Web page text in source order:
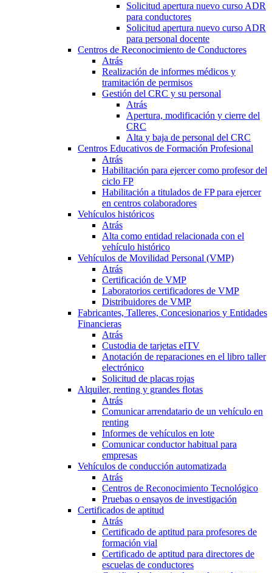
Solicitud apertura nuevo curso ADR
para conductores
Solicitud apertura nuevo curso ADR
para personal docente
Centros de Reconocimiento de Conductores
Atrás
Realización de informes médicos y
tramitación de permisos
Gestión del CRC y su personal
Atrás
Apertura, modificación y cierre del
CRC
Alta y baja de personal del CRC
Centros Educativos de Formación Profesional
Atrás
Habilitación para ejercer como profesor del
ciclo FP
Habilitación a titulados de FP para ejercer
en centros colaboradores
Vehículos históricos
Atrás
Alta como entidad relacionada con el
vehículo histórico
Vehículos de Movilidad Personal (VMP)
Atrás
Certificación de VMP
Laboratorios certificadores de VMP
Distribuidores de VMP
Fabricantes, Talleres, Concesionarios y Entidades
Financieras
Atrás
Custodia de tarjetas eITV
Anotación de reparaciones en el libro taller
electrónico
Solicitud de placas rojas
Alquiler, renting y grandes flotas
Atrás
Comunicar arrendatario de un vehículo en
renting
Informes de vehículos en lote
Comunicar conductor habitual para
empresas
Vehículos de conducción automatizada
Atrás
Centros de Reconocimiento Tecnológico
Pruebas o ensayos de investigación
Certificados de aptitud
Atrás
Certificado de aptitud para profesores de
formación vial
Certificado de aptitud para directores de
escuelas de conductores